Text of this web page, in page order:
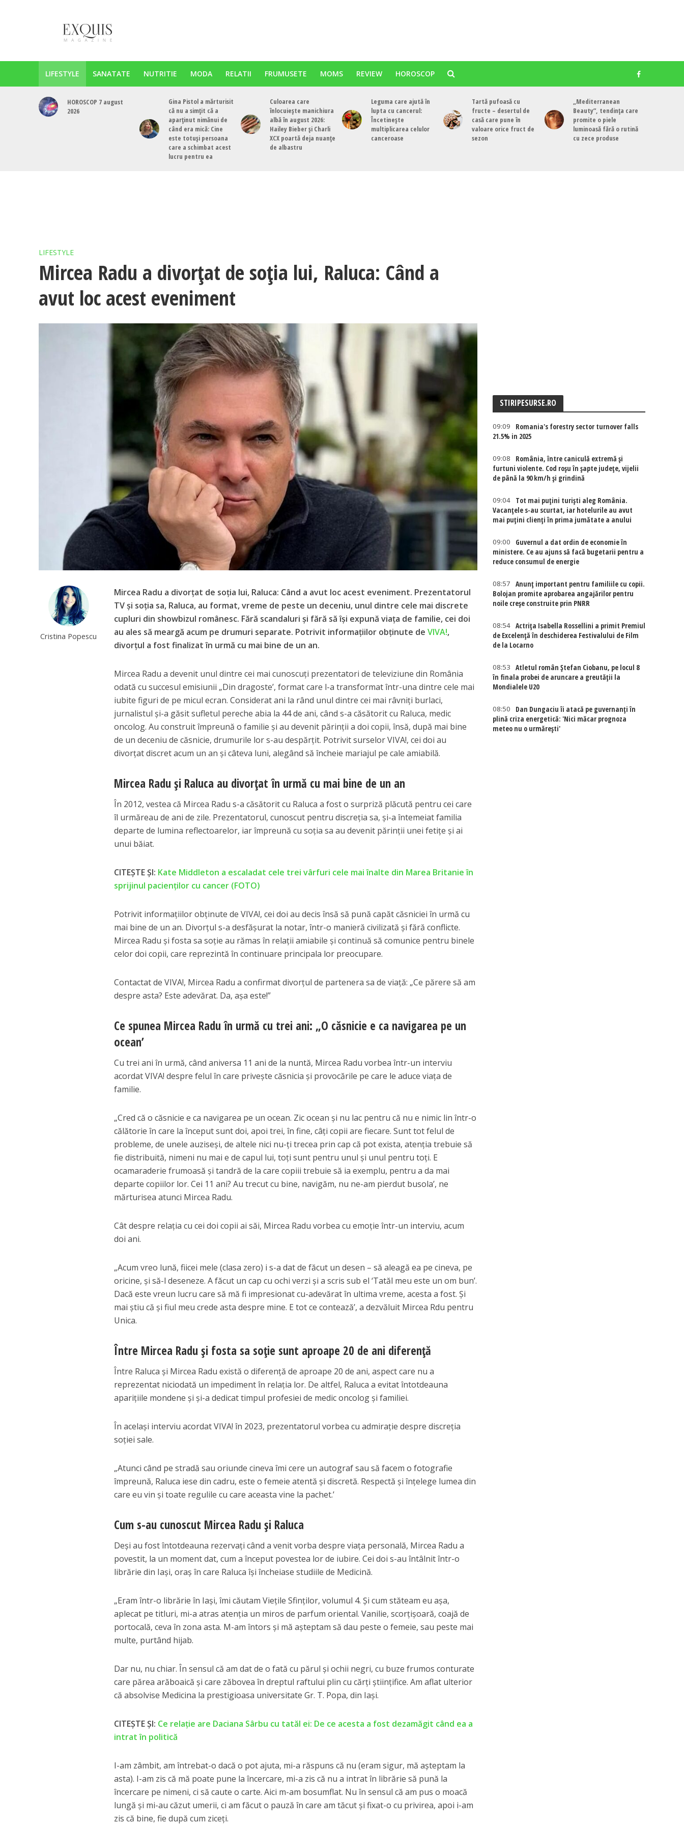
LIFESTYLE SANATATE NUTRITIE MODA RELATII FRUMUSETE MOMS REVIEW HOROSCOP
HOROSCOP 7 august
2026
Gina Pistol a mărturisit
că nu a simțit că a
aparținut nimănui de
când era mică: Cine
este totuși persoana
care a schimbat acest
lucru pentru ea
Culoarea care
înlocuiește manichiura
albă în august 2026:
Hailey Bieber și Charli
XCX poartă deja nuanțe
de albastru
Leguma care ajută în
lupta cu cancerul:
Încetinește
multiplicarea celulor
canceroase
Tartă pufoasă cu
fructe – desertul de
casă care pune în
valoare orice fruct de
sezon
„Mediterranean
Beauty”, tendința care
promite o piele
luminoasă fără o rutină
cu zece produse
LIFESTYLE
Mircea Radu a divorțat de soția lui, Raluca: Când a
avut loc acest eveniment
Cristina Popescu
Mircea Radu a divorțat de soția lui, Raluca: Când a avut loc acest eveniment. Prezentatorul
TV și soția sa, Raluca, au format, vreme de peste un deceniu, unul dintre cele mai discrete
cupluri din showbizul românesc. Fără scandaluri și fără să își expună viața de familie, cei doi
au ales să meargă acum pe drumuri separate. Potrivit informațiilor obținute deVIVA!,
divorțul a fost finalizat în urmă cu mai bine de un an.
Mircea Radu a devenit unul dintre cei mai cunoscuți prezentatori de televiziune din România
odată cu succesul emisiunii „Din dragoste’, format care l-a transformat într-una dintre cele mai
iubite figuri de pe micul ecran. Considerat ani la rând unul dintre cei mai râvniți burlaci,
jurnalistul și-a găsit sufletul pereche abia la 44 de ani, când s-a căsătorit cu Raluca, medic
oncolog. Au construit împreună o familie și au devenit părinții a doi copii, însă, după mai bine
de un deceniu de căsnicie, drumurile lor s-au despărțit. Potrivit surselor VIVA!, cei doi au
divorțat discret acum un an și câteva luni, alegând să încheie mariajul pe cale amiabilă.
Mircea Radu și Raluca au divorțat în urmă cu mai bine de un an
În 2012, vestea că Mircea Radu s-a căsătorit cu Raluca a fost o surpriză plăcută pentru cei care
îl urmăreau de ani de zile. Prezentatorul, cunoscut pentru discreția sa, și-a întemeiat familia
departe de lumina reflectoarelor, iar împreună cu soția sa au devenit părinții unei fetițe și ai
unui băiat.
CITEȘTE ȘI: Kate Middleton a escaladat cele trei vârfuri cele mai înalte din Marea Britanie în
sprijinul pacienților cu cancer (FOTO)
Potrivit informațiilor obținute de VIVA!, cei doi au decis însă să pună capăt căsniciei în urmă cu
mai bine de un an. Divorțul s-a desfășurat la notar, într-o manieră civilizată și fără conflicte.
Mircea Radu și fosta sa soție au rămas în relații amiabile și continuă să comunice pentru binele
celor doi copii, care reprezintă în continuare principala lor preocupare.
Contactat de VIVA!, Mircea Radu a confirmat divorțul de partenera sa de viață: „Ce părere să am
despre asta? Este adevărat. Da, așa este!”
Ce spunea Mircea Radu în urmă cu trei ani: „O căsnicie e ca navigarea pe un
ocean’
Cu trei ani în urmă, când aniversa 11 ani de la nuntă, Mircea Radu vorbea într-un interviu
acordat VIVA! despre felul în care privește căsnicia și provocările pe care le aduce viața de
familie.
„Cred că o căsnicie e ca navigarea pe un ocean. Zic ocean și nu lac pentru că nu e nimic lin într-o
călătorie în care la început sunt doi, apoi trei, în fine, câți copii are fiecare. Sunt tot felul de
probleme, de unele auziseși, de altele nici nu-ți trecea prin cap că pot exista, atenția trebuie să
fie distribuită, nimeni nu mai e de capul lui, toți sunt pentru unul și unul pentru toți. E
ocamaraderie frumoasă și tandră de la care copiii trebuie să ia exemplu, pentru a da mai
departe copiilor lor. Cei 11 ani? Au trecut cu bine, navigăm, nu ne-am pierdut busola’, ne
mărturisea atunci Mircea Radu.
Cât despre relația cu cei doi copii ai săi, Mircea Radu vorbea cu emoție într-un interviu, acum
doi ani.
„Acum vreo lună, fiicei mele (clasa zero) i s-a dat de făcut un desen – să aleagă ea pe cineva, pe
oricine, și să-l deseneze. A făcut un cap cu ochi verzi și a scris sub el ‘Tatăl meu este un om bun’.
Dacă este vreun lucru care să mă fi impresionat cu-adevărat în ultima vreme, acesta a fost. Și
mai știu că și fiul meu crede asta despre mine. E tot ce contează’, a dezvăluit Mircea Rdu pentru
Unica.
Între Mircea Radu și fosta sa soție sunt aproape 20 de ani diferență
Între Raluca și Mircea Radu există o diferență de aproape 20 de ani, aspect care nu a
reprezentat niciodată un impediment în relația lor. De altfel, Raluca a evitat întotdeauna
aparițiile mondene și și-a dedicat timpul profesiei de medic oncolog și familiei.
În același interviu acordat VIVA! în 2023, prezentatorul vorbea cu admirație despre discreția
soției sale.
„Atunci când pe stradă sau oriunde cineva îmi cere un autograf sau să facem o fotografie
împreună, Raluca iese din cadru, este o femeie atentă și discretă. Respectă și înțelege lumea din
care eu vin și toate regulile cu care aceasta vine la pachet.’
Cum s-au cunoscut Mircea Radu și Raluca
Deși au fost întotdeauna rezervați când a venit vorba despre viața personală, Mircea Radu a
povestit, la un moment dat, cum a început povestea lor de iubire. Cei doi s-au întâlnit într-o
librărie din Iași, oraș în care Raluca își încheiase studiile de Medicină.
„Eram într-o librărie în Iași, îmi căutam Viețile Sfinților, volumul 4. Și cum stăteam eu așa,
aplecat pe titluri, mi-a atras atenția un miros de parfum oriental. Vanilie, scorțișoară, coajă de
portocală, ceva în zona asta. M-am întors și mă așteptam să dau peste o femeie, sau peste mai
multe, purtând hijab.
Dar nu, nu chiar. În sensul că am dat de o fată cu părul și ochii negri, cu buze frumos conturate
care părea arăboaică și care zăbovea în dreptul raftului plin cu cărți științifice. Am aflat ulterior
că absolvise Medicina la prestigioasa universitate Gr. T. Popa, din Iași.
CITEȘTE ȘI: Ce relație are Daciana Sârbu cu tatăl ei: De ce acesta a fost dezamăgit când ea a
intrat în politică
I-am zâmbit, am întrebat-o dacă o pot ajuta, mi-a răspuns că nu (eram sigur, mă așteptam la
asta). I-am zis că mă poate pune la încercare, mi-a zis că nu a intrat în librărie să pună la
încercare pe nimeni, ci să caute o carte. Aici m-am bosumflat. Nu în sensul că am pus o moacă
lungă și mi-au căzut umerii, ci am făcut o pauză în care am tăcut și fixat-o cu privirea, apoi i-am
zis că bine, fie după cum ziceți.
STIRIPESURSE.RO
09:09
Romania's forestry sector turnover falls
21.5% in 2025
09:08
România, între caniculă extremă și
furtuni violente. Cod roșu în șapte județe, vijelii
de până la 90 km/h și grindină
09:04
Tot mai puțini turiști aleg România.
Vacanțele s-au scurtat, iar hotelurile au avut
mai puțini clienți în prima jumătate a anului
09:00
Guvernul a dat ordin de economie în
ministere. Ce au ajuns să facă bugetarii pentru a
reduce consumul de energie
08:57
Anunț important pentru familiile cu copii.
Bolojan promite aprobarea angajărilor pentru
noile creșe construite prin PNRR
08:54 Actriţa Isabella Rossellini a primit Premiul
de Excelenţă în deschiderea Festivalului de Film
de la Locarno
08:53
Atletul român Ștefan Ciobanu, pe locul 8
în finala probei de aruncare a greutății la
Mondialele U20
08:50
Dan Dungaciu îi atacă pe guvernanți în
plină criza energetică: 'Nici măcar prognoza
meteo nu o urmărești'